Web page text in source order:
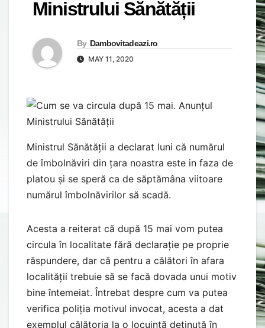
Ministrului Sănătății
By Dambovitadeazi.ro
MAY 11, 2020
Ministrul Sănătății a declarat luni că numărul
de îmbolnăviri din țara noastra este in faza de
platou și se speră ca de săptămâna viitoare
numărul îmbolnăvirilor să scadă.
Acesta a reiterat că după 15 mai vom putea
circula în localitate fără declarație pe proprie
răspundere, dar că pentru a călători în afara
localității trebuie să se facă dovada unui motiv
bine întemeiat. Întrebat despre cum va putea
verifica poliția motivul invocat, acesta a dat
exemplul călătoria la o locuință deținută în